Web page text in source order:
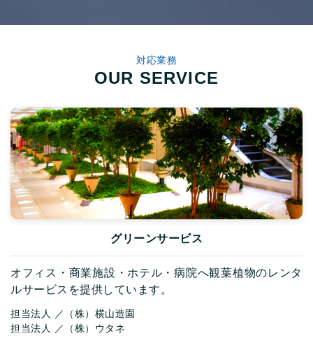
対応業務
OUR SERVICE
グリーンサービス
オフィス・商業施設・ホテル・病院へ観葉植物のレンタ
ルサービスを提供しています。
担当法人 ／
（株）横山造園
担当法人
／ （株）ウタネ